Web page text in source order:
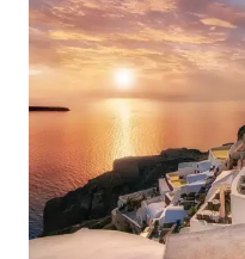
u
i
s
a
r
p
o
r
: